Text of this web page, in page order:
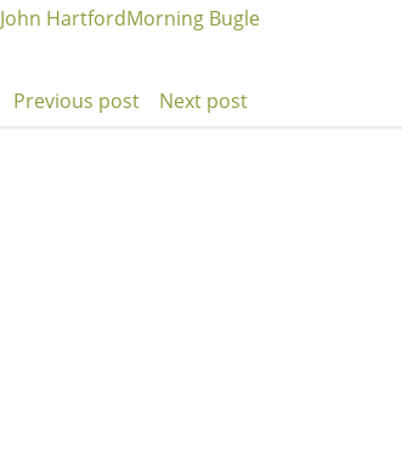
John HartfordMorning Bugle
Post
Previous post
Post
Next post